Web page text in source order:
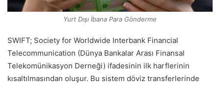
Yurt Dışı İbana Para Gönderme
SWIFT; Society for Worldwide Interbank Financial
Telecommunication (Dünya Bankalar Arası Finansal
Telekomünikasyon Derneği) ifadesinin ilk harflerinin
kısaltılmasından oluşur. Bu sistem döviz transferlerinde